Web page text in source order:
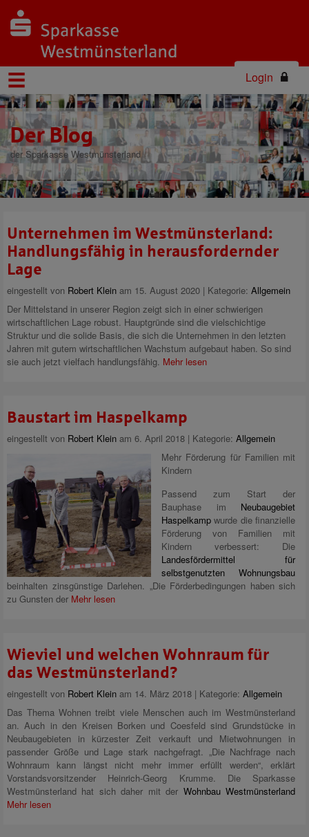
Login
Der Blog
der Sparkasse Westmünsterland
Unternehmen im Westmünsterland:
Handlungsfähig in herausfordernder
Lage
eingestellt von Robert Klein am 15. August 2020 | Kategorie: Allgemein
Der Mittelstand in unserer Region zeigt sich in einer schwierigen
wirtschaftlichen Lage robust. Hauptgründe sind die vielschichtige
Struktur und die solide Basis, die sich die Unternehmen in den letzten
Jahren mit gutem wirtschaftlichen Wachstum aufgebaut haben. So sind
sie auch jetzt vielfach handlungsfähig. Mehr lesen
Baustart im Haspelkamp
eingestellt von Robert Klein am 6. April 2018 | Kategorie: Allgemein
Mehr Förderung für Familien mit
Kindern
Passend zum Start der
Bauphase im Neubaugebiet
Haspelkampwurde die finanzielle
Förderung von Familien mit
Kindern verbessert: Die
Landesfördermittel für
selbstgenutzten Wohnungsbau
beinhalten zinsgünstige Darlehen. „Die Förderbedingungen haben sich
zu Gunsten der Mehr lesen
Wieviel und welchen Wohnraum für
das Westmünsterland?
eingestellt von Robert Klein am 14. März 2018 | Kategorie: Allgemein
Das Thema Wohnen treibt viele Menschen auch im Westmünsterland
an. Auch in den Kreisen Borken und Coesfeld sind Grundstücke in
Neubaugebieten in kürzester Zeit verkauft und Mietwohnungen in
passender Größe und Lage stark nachgefragt. „Die Nachfrage nach
Wohnraum kann längst nicht mehr immer erfüllt werden“, erklärt
Vorstandsvorsitzender Heinrich-Georg Krumme. Die Sparkasse
Westmünsterland hat sich daher mit der Wohnbau Westmünsterland
Mehr lesen